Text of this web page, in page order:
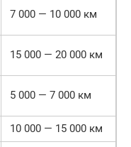
7 000 — 10 000 км
15 000 — 20 000 км
5 000 — 7 000 км
10 000 — 15 000 км